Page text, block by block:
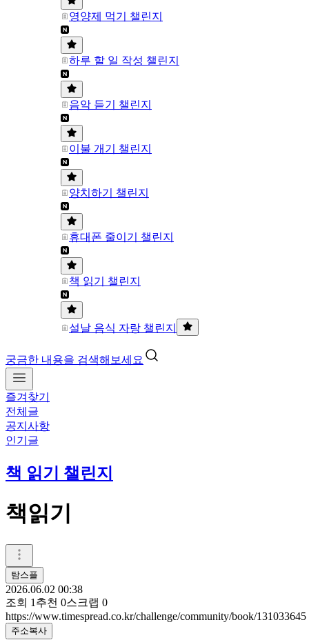
영양제 먹기 챌린지
하루 할 일 작성 챌린지
음악 듣기 챌린지
이불 개기 챌린지
양치하기 챌린지
휴대폰 줄이기 챌린지
책 읽기 챌린지
설날 음식 자랑 챌린지
궁금한 내용을 검색해보세요
즐겨찾기
전체글
공지사항
인기글
책 읽기 챌린지
책읽기
탐스플
2026.06.02 00:38
조회 1 추천 0스크랩 0
https://www.timespread.co.kr/challenge/community/book/131033645
주소복사